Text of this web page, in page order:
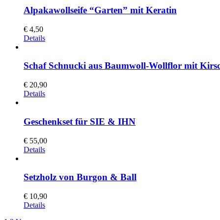
Alpakawollseife “Garten” mit Keratin
€ 4,50
Details
Schaf Schnucki aus Baumwoll-Wollflor mit
€ 20,90
Details
Geschenkset für SIE & IHN
€ 55,00
Details
Setzholz von Burgon & Ball
€ 10,90
Details